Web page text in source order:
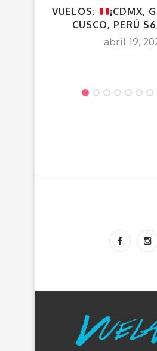
VUELOS:
¡CDMX,
CUSCO, PERÚ
abril 19,